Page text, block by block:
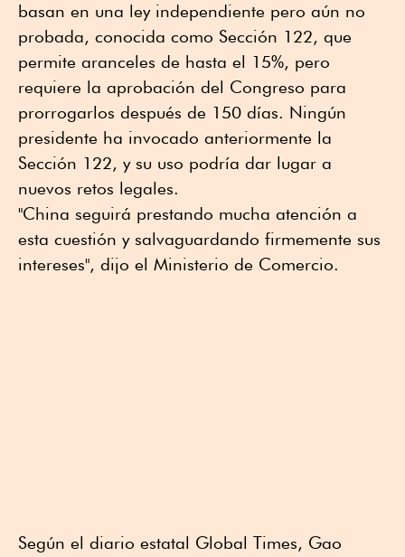
basan en una ley independiente pero aún no
probada, conocida como Sección 122, que
permite aranceles de hasta el 15%, pero
requiere la aprobación del Congreso para
prorrogarlos después de 150 días. Ningún
presidente ha invocado ⁠anteriormente la
Sección 122, y su uso podría dar ⁠lugar a
nuevos retos legales.
"China seguirá prestando ⁠mucha atención a
esta cuestión y salvaguardando firmemente sus
intereses", dijo el Ministerio de Comercio.
Según el diario estatal ⁠Global Times, Gao